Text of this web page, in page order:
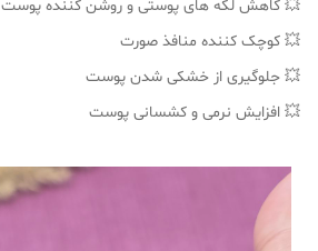
💥 کاهش لکه های پوستی و روشن کننده پوست
💥 کوچک کننده منافذ صورت
💥 جلوگیری از خشکی شدن پوست
💥 افزایش نرمی و کشسانی پوست